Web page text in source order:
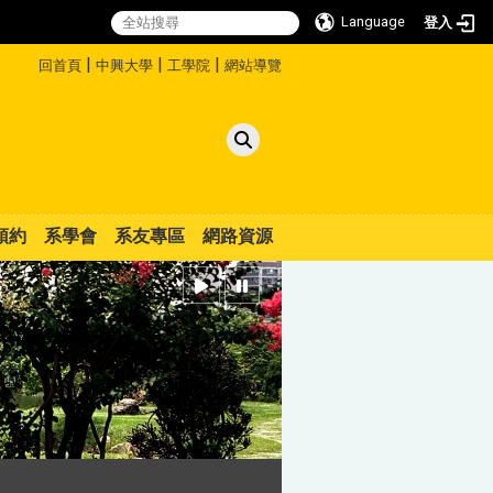
Language 登入
回首頁 | 中興大學 | 工學院 | 網站導覽
約 系學會 系友專區 網路資源